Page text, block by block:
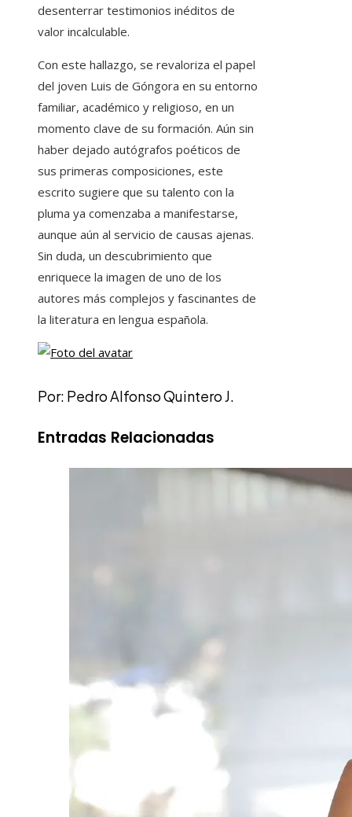
desenterrar testimonios inéditos de
valor incalculable.
Con este hallazgo, se revaloriza el papel
del joven Luis de Góngora en su entorno
familiar, académico y religioso, en un
momento clave de su formación. Aún sin
haber dejado autógrafos poéticos de
sus primeras composiciones, este
escrito sugiere que su talento con la
pluma ya comenzaba a manifestarse,
aunque aún al servicio de causas ajenas.
Sin duda, un descubrimiento que
enriquece la imagen de uno de los
autores más complejos y fascinantes de
la literatura en lengua española.
Por: Pedro Alfonso Quintero J.
Entradas Relacionadas